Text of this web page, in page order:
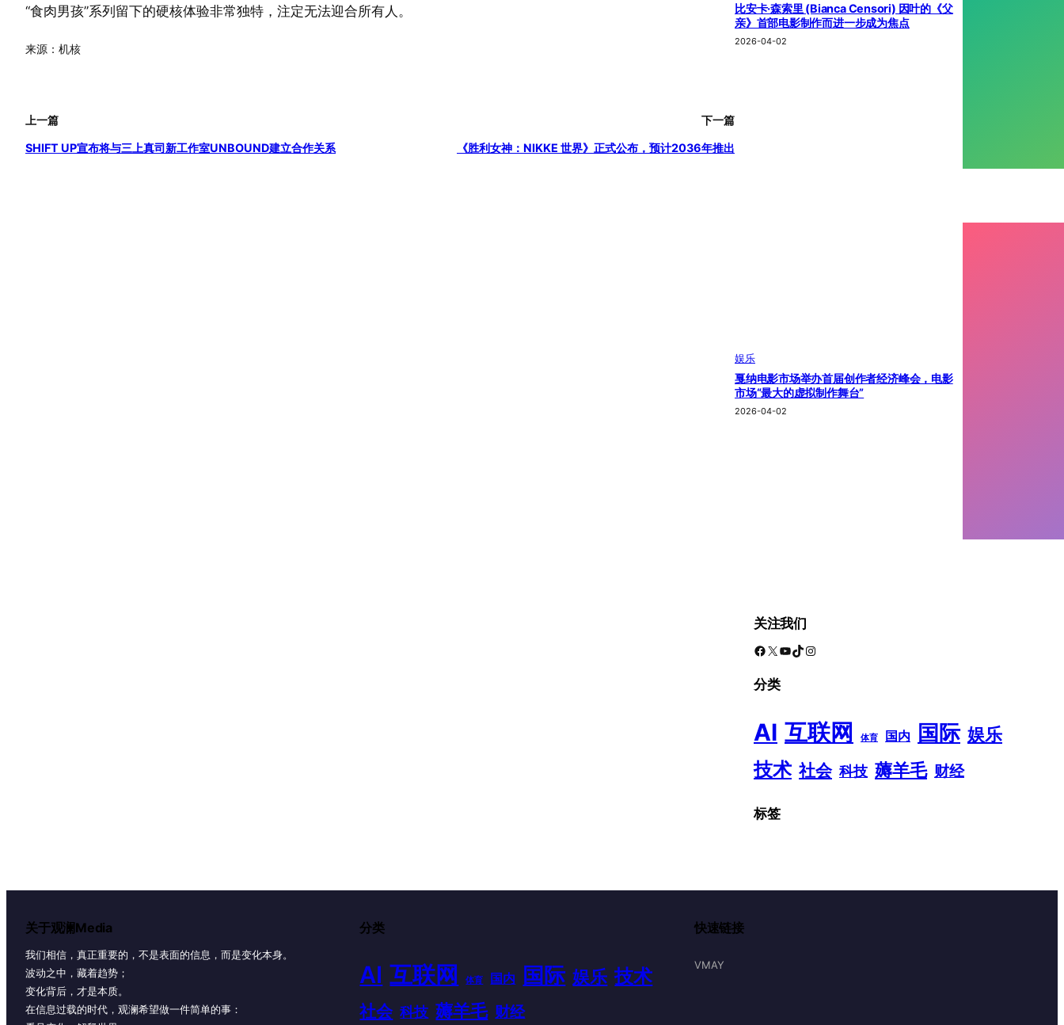
“食肉男孩”系列留下的硬核体验非常独特，注定无法迎合所有人。
来源：机核
上一篇
SHIFT UP宣布将与三上真司新工作室UNBOUND建立合作关系
下一篇
《胜利女神：NIKKE 世界》正式公布，预计2036年推出
比安卡·森索里 (Bianca Censori) 因叶的《父
亲》首部电影制作而进一步成为焦点
2026-04-02
娱乐
戛纳电影市场举办首届创作者经济峰会，电影
市场“最大的虚拟制作舞台”
2026-04-02
关注我们
Facebook X YouTube TikTok Instagram
分类
AI 互联网 体育 国内 国际 娱乐
技术 社会 科技 薅羊毛 财经
标签
关于观澜Media
我们相信，真正重要的，不是表面的信息，而是变化本身。
波动之中，藏着趋势；
变化背后，才是本质。
在信息过载的时代，观澜希望做一件简单的事：
分类
AI 互联网 体育 国内 国际 娱乐 技术
社会 科技 薅羊毛 财经
快速链接
VMAY